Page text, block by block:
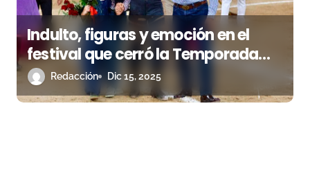
Indulto, figuras y emoción en el
festival que cerró la Temporada
Grande del Nuevo Progreso
Redacción Dic 15, 2025